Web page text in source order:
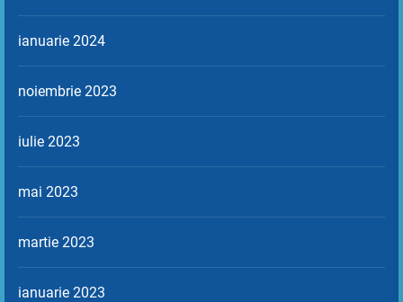
ianuarie 2024
noiembrie 2023
iulie 2023
mai 2023
martie 2023
ianuarie 2023